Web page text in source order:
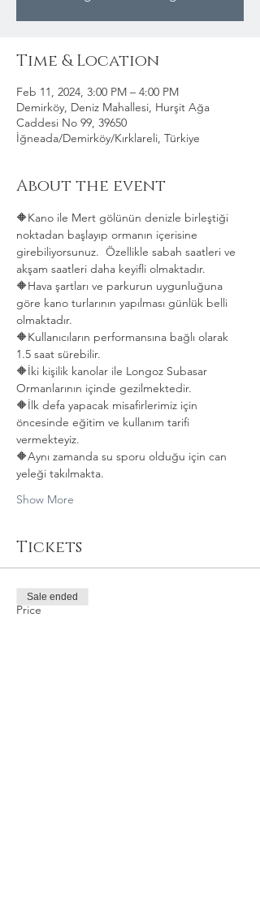
Time & Location
Feb 11, 2024, 3:00 PM – 4:00 PM
Demirköy, Deniz Mahallesi, Hurşit Ağa
Caddesi No 99, 39650
İğneada/Demirköy/Kırklareli, Türkiye
About the event
🔶️Kano ile Mert gölünün denizle birleştiği
noktadan başlayıp ormanın içerisine
girebiliyorsunuz.  Özellikle sabah saatleri ve
akşam saatleri daha keyifli olmaktadır.
🔶️Hava şartları ve parkurun uygunluğuna
göre kano turlarının yapılması günlük belli
olmaktadır.
🔶️Kullanıcıların performansına bağlı olarak
1.5 saat sürebilir.
🔶️İki kişilik kanolar ile Longoz Subasar
Ormanlarının içinde gezilmektedir.
🔶️İlk defa yapacak misafirlerimiz için
öncesinde eğitim ve kullanım tarifi
vermekteyiz.
🔶️Aynı zamanda su sporu olduğu için can
yeleği takılmakta.
Show More
Tickets
Price
Sale ended